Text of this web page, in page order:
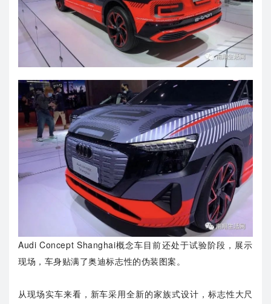
Audi Concept Shanghai概念车目前还处于试验阶段，展示
现场，车身贴满了奥迪标志性的伪装图案。
从现场实车来看，新车采用全新的家族式设计，标志性大尺